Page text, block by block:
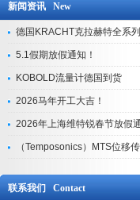
新闻资讯 New
5.1假期放假通知！
KOBOLD流量计德国到货
2026马年开工大吉！
2026年上海维特锐春节放假
联系我们 Contact